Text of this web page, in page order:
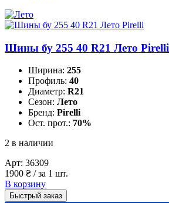
Шины бу 255 40 R21 Лето Pirelli
Ширина: 255
Профиль: 40
Диаметр: R21
Сезон: Лето
Бренд: Pirelli
Ост. прот.: 70%
2 в наличии
Арт: 36309
1900 ₴ / за 1 шт.
В корзину
Быстрый заказ